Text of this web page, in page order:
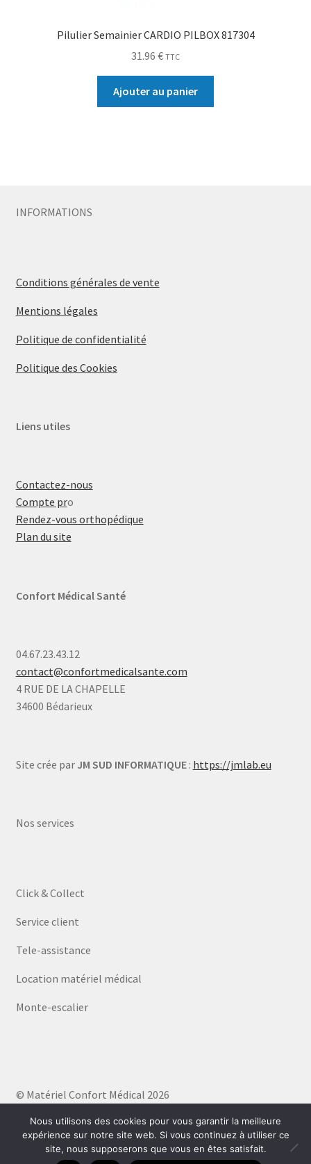
Pilulier Semainier CARDIO PILBOX 817304
31.96 € TTC
Ajouter au panier
INFORMATIONS
Conditions générales de vente
Mentions légales
Politique de confidentialité
Politique des Cookies
Liens utiles
Contactez-nous
Compte pro
Rendez-vous orthopédique
Plan du site
Confort Médical Santé
04.67.23.43.12
contact@confortmedicalsante.com
4 RUE DE LA CHAPELLE
34600 Bédarieux
Site crée par JM SUD INFORMATIQUE: https://jmlab.eu
Nos services
Click & Collect
Service client
Tele-assistance
Location matériel médical
Monte-escalier
© Matériel Confort Médical 2026
Nous utilisons des cookies pour vous garantir la meilleure
expérience sur notre site web. Si vous continuez à utiliser ce
site, nous supposerons que vous en êtes satisfait.